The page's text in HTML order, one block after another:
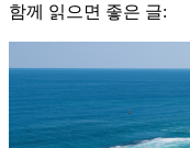
함께 읽으면 좋은 글: